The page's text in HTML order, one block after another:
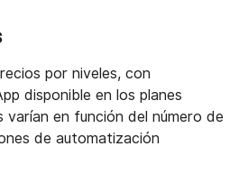
por niveles, con
disponible en los planes
varían en función del número de
de automatización